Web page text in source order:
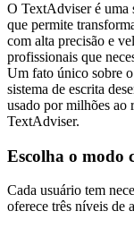
O TextAdviser é uma
que permite
com alta precisão e
profissionais que
Um fato único sobre
sistema de escrita
usado por milhões
TextAdviser.
Escolha o modo
Cada usuário tem
oferece três níveis de